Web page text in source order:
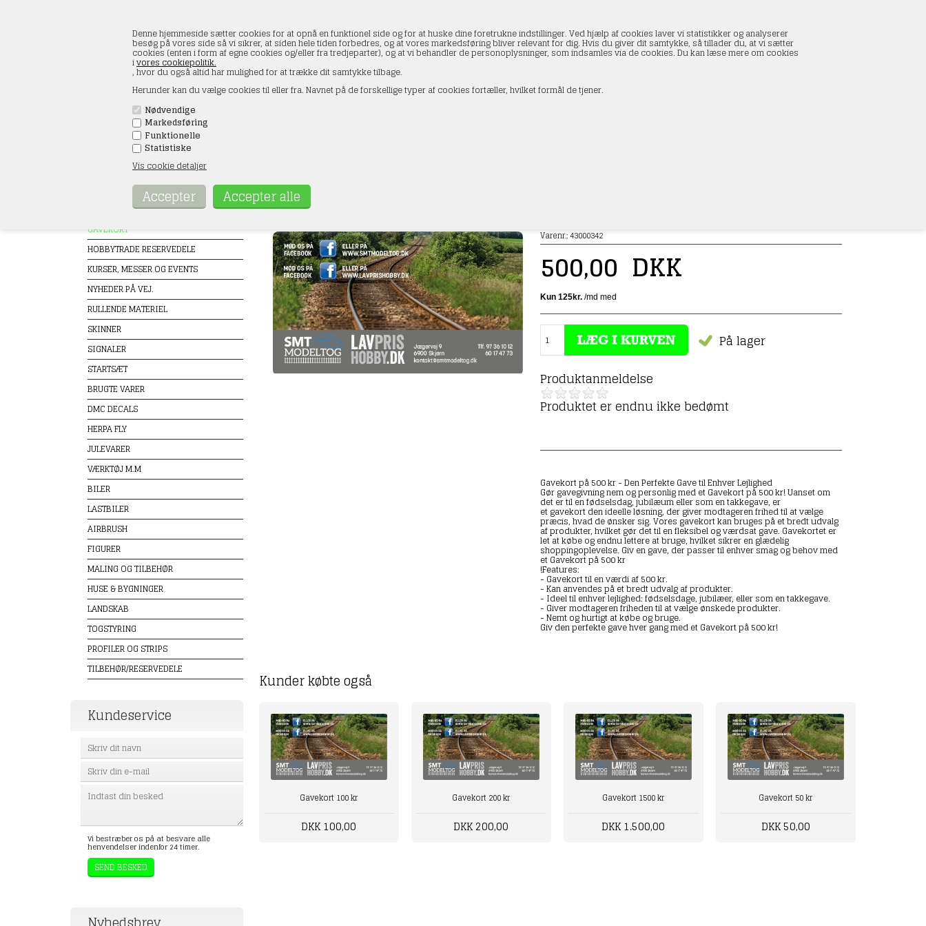
Denne hjemmeside sætter cookies for at opnå en funktionel side og for at huske dine foretrukne indstillinger. Ved hjælp af cookies laver vi statistikker og analyserer
besøg på vores side så vi sikrer, at siden hele tiden forbedres, og at vores markedsføring bliver relevant for dig. Hvis du giver dit samtykke, så tillader du, at vi sætter
cookies (enten i form af egne cookies og/eller fra tredjeparter), og at vi behandler de personoplysninger, som indsamles via de cookies. Du kan læse mere om cookies
ivores cookiepolitik.
, hvor du også altid har mulighed for at trække dit samtykke tilbage.
Herunder kan du vælge cookies til eller fra. Navnet på de forskellige typer af cookies fortæller, hvilket formål de tjener.
Nødvendige
Markedsføring
Funktionelle
Statistiske
Vis cookie detaljer
0 vare(r) i kurven
I alt:
ÅBNINGSTIDER
Produkter
GAVEKORT
HOBBYTRADE RESERVEDELE
KURSER, MESSER OG EVENTS
NYHEDER PÅ VEJ.
RULLENDE MATERIEL
SKINNER
SIGNALER
STARTSÆT
BRUGTE VARER
DMC DECALS
HERPA FLY
JULEVARER
VÆRKTØJ M.M
BILER
LASTBILER
AIRBRUSH
FIGURER
MALING OG TILBEHØR
HUSE & BYGNINGER
LANDSKAB
TOGSTYRING
PROFILER OG STRIPS
TILBEHØR/RESERVEDELE
Kundeservice
Vi bestræber os på at besvare alle
henvendelser indenfor 24 timer.
Forside»
Varenr.:43000342
500,00 DKK
På lager
Produktanmeldelse
Produktet er endnu ikke bedømt
Gavekort på 500 kr - Den Perfekte Gave til Enhver Lejlighed
Gør gavegivning nem og personlig med et Gavekort på 500 kr! Uanset om
det er til en fødselsdag, jubilæum eller som en takkegave, er
et gavekort den ideelle løsning, der giver modtageren frihed til at vælge
præcis, hvad de ønsker sig. Vores gavekort kan bruges på et bredt udvalg
af produkter, hvilket gør det til en fleksibel og værdsat gave. Gavekortet er
let at købe og endnu lettere at bruge, hvilket sikrer en glædelig
shoppingoplevelse. Giv en gave, der passer til enhver smag og behov med
et Gavekort på 500 kr
!Features:
- Gavekort til en værdi af 500 kr.
- Kan anvendes på et bredt udvalg af produkter.
- Ideel til enhver lejlighed: fødselsdage, jubilæer, eller som en takkegave.
- Giver modtageren friheden til at vælge ønskede produkter.
- Nemt og hurtigt at købe og bruge.
Giv den perfekte gave hver gang med et Gavekort på 500 kr!
Kunder købte også
Gavekort 100 kr
DKK 100,00
Gavekort 200 kr
DKK 200,00
Gavekort 1500 kr
DKK 1.500,00
Gavekort 50 kr
DKK 50,00